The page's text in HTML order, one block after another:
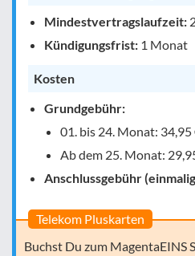
Mindestvertragslaufzeit:
Kündigungsfrist: 1 Monat
Kosten
Grundgebühr:
01. bis 24. Monat: 34,95
Ab dem 25. Monat:
Anschlussgebühr
Telekom Pluskarten
Buchst Du zum MagentaEINS